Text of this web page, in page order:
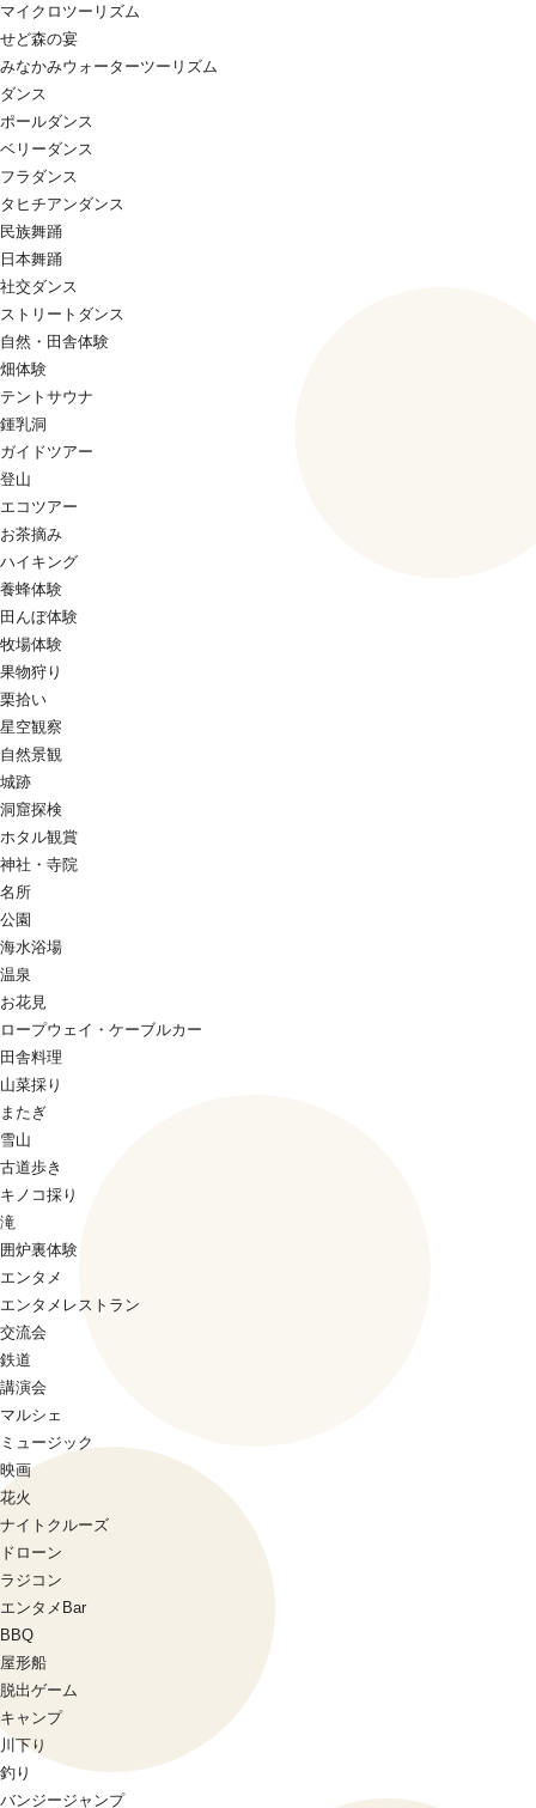
マイクロツーリズム
せど森の宴
みなかみウォーターツーリズム
ダンス
ポールダンス
ベリーダンス
フラダンス
タヒチアンダンス
民族舞踊
日本舞踊
社交ダンス
ストリートダンス
自然・田舎体験
畑体験
テントサウナ
鍾乳洞
ガイドツアー
登山
エコツアー
お茶摘み
ハイキング
養蜂体験
田んぼ体験
牧場体験
果物狩り
栗拾い
星空観察
自然景観
城跡
洞窟探検
ホタル観賞
神社・寺院
名所
公園
海水浴場
温泉
お花見
ロープウェイ・ケーブルカー
田舎料理
山菜採り
またぎ
雪山
古道歩き
キノコ採り
滝
囲炉裏体験
エンタメ
エンタメレストラン
交流会
鉄道
講演会
マルシェ
ミュージック
映画
花火
ナイトクルーズ
ドローン
ラジコン
エンタメBar
BBQ
屋形船
脱出ゲーム
キャンプ
川下り
釣り
バンジージャンプ